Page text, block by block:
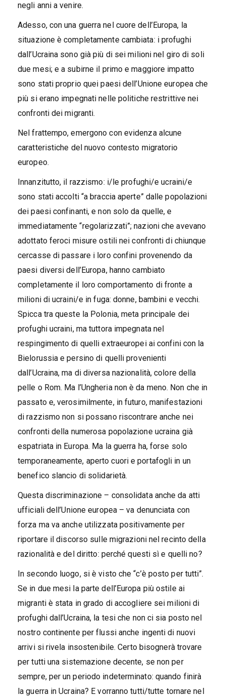
negli anni a venire.
Adesso, con una guerra nel cuore dell’Europa, la
situazione è completamente cambiata: i profughi
dall’Ucraina sono già più di sei milioni nel giro di soli
due mesi; e a subirne il primo e maggiore impatto
sono stati proprio quei paesi dell’Unione europea che
più si erano impegnati nelle politiche restrittive nei
confronti dei migranti.
Nel frattempo, emergono con evidenza alcune
caratteristiche del nuovo contesto migratorio
europeo.
Innanzitutto, il razzismo: i/le profughi/e ucraini/e
sono stati accolti “a braccia aperte” dalle popolazioni
dei paesi confinanti, e non solo da quelle, e
immediatamente “regolarizzati”; nazioni che avevano
adottato feroci misure ostili nei confronti di chiunque
cercasse di passare i loro confini provenendo da
paesi diversi dell’Europa, hanno cambiato
completamente il loro comportamento di fronte a
milioni di ucraini/e in fuga: donne, bambini e vecchi.
Spicca tra queste la Polonia, meta principale dei
profughi ucraini, ma tuttora impegnata nel
respingimento di quelli extraeuropei ai confini con la
Bielorussia e persino di quelli provenienti
dall’Ucraina, ma di diversa nazionalità, colore della
pelle o Rom. Ma l’Ungheria non è da meno. Non che in
passato e, verosimilmente, in futuro, manifestazioni
di razzismo non si possano riscontrare anche nei
confronti della numerosa popolazione ucraina già
espatriata in Europa. Ma la guerra ha, forse solo
temporaneamente, aperto cuori e portafogli in un
benefico slancio di solidarietà.
Questa discriminazione – consolidata anche da atti
ufficiali dell’Unione europea – va denunciata con
forza ma va anche utilizzata positivamente per
riportare il discorso sulle migrazioni nel recinto della
razionalità e del diritto: perché questi sì e quelli no?
In secondo luogo, si è visto che “c’è posto per tutti”.
Se in due mesi la parte dell’Europa più ostile ai
migranti è stata in grado di accogliere sei milioni di
profughi dall’Ucraina, la tesi che non ci sia posto nel
nostro continente per flussi anche ingenti di nuovi
arrivi si rivela insostenibile. Certo bisognerà trovare
per tutti una sistemazione decente, se non per
sempre, per un periodo indeterminato: quando finirà
la guerra in Ucraina? E vorranno tutti/tutte tornare nel